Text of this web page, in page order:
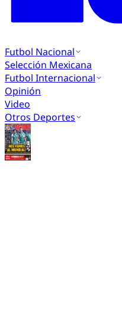
Futbol Nacional
Selección Mexicana
Futbol Internacional
Opinión
Video
Otros Deportes